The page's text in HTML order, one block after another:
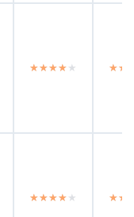
★★★★★
★★★★★
★★★★★
★★★★★